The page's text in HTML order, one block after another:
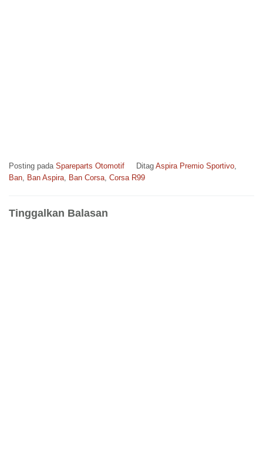
Posting pada Spareparts Otomotif Ditag Aspira Premio Sportivo,
Ban, Ban Aspira, Ban Corsa, Corsa R99
Tinggalkan Balasan